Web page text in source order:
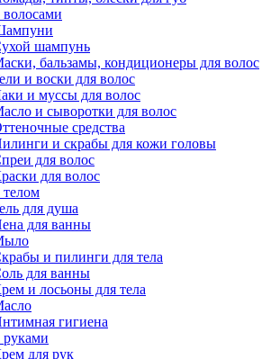
волосами
шампунь
бальзамы, кондиционеры для волос
и воски для волос
и муссы для волос
и сыворотки для волос
средства
и скрабы для кожи головы
для волос
для волос
телом
для душа
для ванны
и пилинги для тела
для ванны
и лосьоны для тела
гигиена
руками
для рук